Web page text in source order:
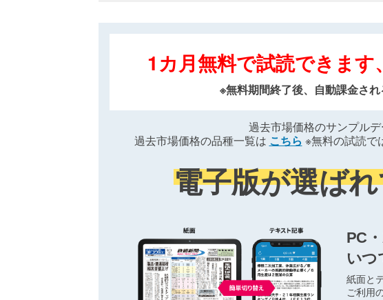
1カ月無料で試読できます
※無料期間終了後、自動課金さ
過去市場価格のサンプル
過去市場価格の品種一覧は こちら ※無料の試読で
電子版が選ば
PC
いつ
紙面と
ご利用